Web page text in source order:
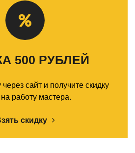
500 РУБЛЕЙ
через сайт и получите скидку
работу мастера.
скидку